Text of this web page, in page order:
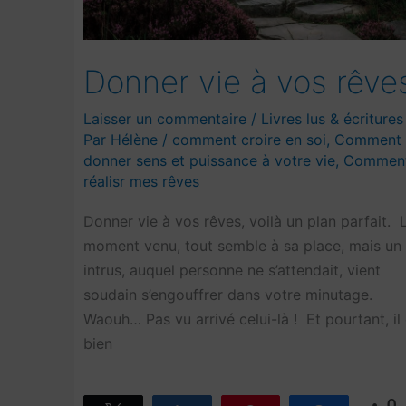
Donner vie à vos
Laisser un commentaire / Livres lus & écritures
Par Hélène / comment croire en soi, Comment
donner sens et puissance à votre vie,
réalisr mes rêves
Donner vie à vos rêves, voilà un plan parfait.
moment venu, tout semble à sa place, mais un
intrus, auquel personne ne s’attendait, vient
soudain s’engouffrer dans votre minutage.
Waouh… Pas vu arrivé celui-là ! Et pourtant, il
bien